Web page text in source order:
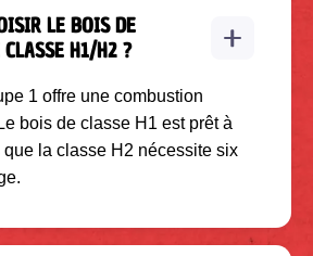
LE BOIS DE
CLASSE H1/H2 ?
1 offre une combustion
bois de classe H1 est prêt à
que la classe H2 nécessite six